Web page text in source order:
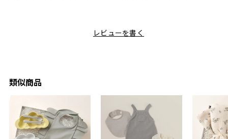
と大好きなカレーのセット
ちらも大変気に入ったと写
を選んでよかったし他の友
人にもお勧めしたいと感じ
ました。
利です。洗い物も減って一
で、いい思い出になりまし
た。
す。
レビューを書く
類似商品